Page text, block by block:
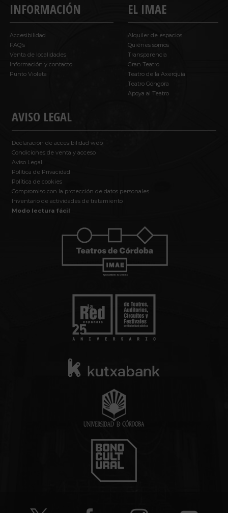
INFORMACIÓN
Accesibilidad
FAQ’s
Venta de localidades
Información y contacto
Punto Violeta
AVISO LEGAL
Declaración de accesibilidad web
Condiciones de venta y acceso
Aviso Legal
Política de Privacidad
Política de cookies
Compromiso con la protección de datos personales
Inventario de actividades de tratamiento
Modo lectura fácil
EL IMAE
Alquiler de espacios
Quiénes somos
Transparencia
Gran Teatro
Teatro de la Axerquía
Teatro Góngora
Apoya al Teatro